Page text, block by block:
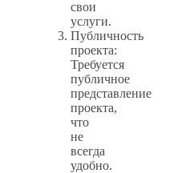
свои
услуги.
Публичность
проекта:
Требуется
публичное
представление
проекта,
что
не
всегда
удобно.